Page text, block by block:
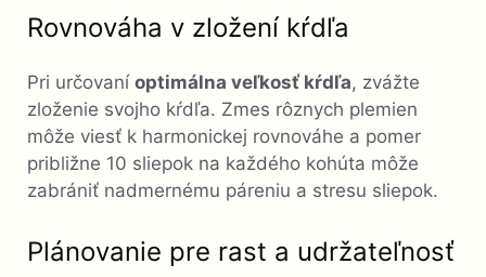
Rovnováha v zložení kŕdľa
Pri určovaní optimálna veľkosť kŕdľa, zvážte
zloženie svojho kŕdľa. Zmes rôznych plemien
môže viesť k harmonickej rovnováhe a pomer
približne 10 sliepok na každého kohúta môže
zabrániť nadmernému páreniu a stresu sliepok.
Plánovanie pre rast a udržateľnosť